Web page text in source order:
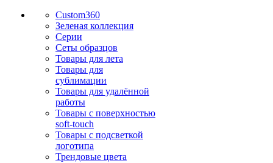
Custom360
Зеленая коллекция
Серии
Сеты образцов
Товары для лета
Товары для
сублимации
Товары для удалённой
работы
Товары с поверхностью
soft-touch
Товары с подсветкой
логотипа
Трендовые цвета